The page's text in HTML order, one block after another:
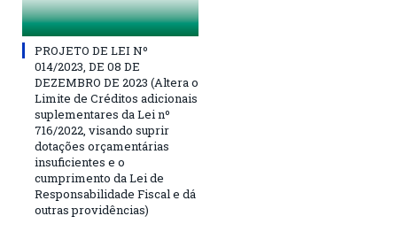
PROJETO DE LEI Nº
014/2023, DE 08 DE
DEZEMBRO DE 2023 (Altera o
Limite de Créditos adicionais
suplementares da Lei nº
716/2022, visando suprir
dotações orçamentárias
insuficientes e o
cumprimento da Lei de
Responsabilidade Fiscal e dá
outras providências)